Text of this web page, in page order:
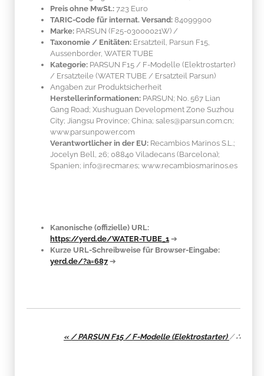
Preis ohne MwSt.: 7.23 Euro
TARIC-Code für internat. Versand: 84099900
Marke: PARSUN (F25-03000021W) /
Taxonomie / Enitäten: Ersatzteil, Parsun F15,
Aussenborder, WATER TUBE
Kategorie: PARSUN F15 / F-Modelle (Elektrostarter)
/ Ersatzteile (WATER TUBE / Ersatzteil Parsun)
Angaben zur Produktsicherheit
Herstellerinformationen: PARSUN; No. 567 Lian
Gang Road; Xushuguan Development Zone Suzhou
City; Jiangsu Province; China; sales@parsun.com.cn;
www.parsunpower.com
Verantwortlicher in der EU: Recambios Marinos S.L.;
Jocelyn Bell, 26; 08840 Viladecans (Barcelona);
Spanien; info@recmar.es; www.recambiosmarinos.es
Kanonische (offizielle) URL:
https://yerd.de/WATER-TUBE_1 ➔
Kurze URL-Schreibweise für Browser-Eingabe:
yerd.de/?a=687 ➔
« / PARSUN F15 / F-Modelle (Elektrostarter) /∴